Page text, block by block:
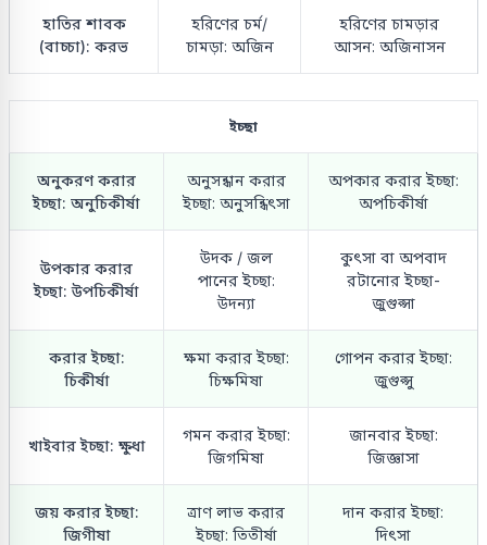
হাতির শাবক
(বাচ্চা): করভ
হরিণের চর্ম/
চামড়া: অজিন
হরিণের চামড়ার
আসন: অজিনাসন
ইচ্ছা
অনুকরণ করার
ইচ্ছা: অনুচিকীর্ষা
অনুসন্ধান করার
ইচ্ছা: অনুসন্ধিৎসা
অপকার করার ইচ্ছা:
অপচিকীর্ষা
উপকার করার
ইচ্ছা: উপচিকীর্ষা
উদক / জল
পানের ইচ্ছা:
উদন্যা
কুৎসা বা অপবাদ
রটানোর ইচ্ছা-
জুগুপ্সা
করার ইচ্ছা:
চিকীর্ষা
ক্ষমা করার ইচ্ছা:
চিক্ষমিষা
গোপন করার ইচ্ছা:
জুগুপ্সু
খাইবার ইচ্ছা: ক্ষুধা
গমন করার ইচ্ছা:
জিগমিষা
জানবার ইচ্ছা:
জিজ্ঞাসা
জয় করার ইচ্ছা:
জিগীষা
ত্রাণ লাভ করার
ইচ্ছা: তিতীর্ষা
দান করার ইচ্ছা:
দিৎসা